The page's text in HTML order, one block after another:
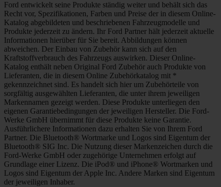
Ford entwickelt seine Produkte ständig weiter und behält sich das
Recht vor, Spezifikationen, Farben und Preise der in diesem Online-
Katalog abgebildeten und beschriebenen Fahrzeugmodelle und
Produkte jederzeit zu ändern. Ihr Ford Partner hält jederzeit aktuelle
Informationen hierüber für Sie bereit. Abbildungen können
abweichen. Der Einbau von Zubehör kann sich auf den
Kraftstoffverbrauch des Fahrzeugs auswirken. Dieser Online-
Katalog enthält neben Original Ford Zubehör auch Produkte von
Lieferanten, die in diesem Online Zubehörkatalog mit *
gekennzeichnet sind. Es handelt sich hier um Zubehörteile von
sorgfältig ausgewählten Lieferanten, die unter ihrem jeweiligen
Markennamen gezeigt werden. Diese Produkte unterliegen den
eigenen Garantiebedingungen der jeweiligen Hersteller. Die Ford-
Werke GmbH übernimmt für diese Produkte keine Garantie.
Ausführlichere Informationen dazu erhalten Sie von Ihrem Ford
Partner. Die Bluetooth® Wortmarke und Logos sind Eigentum der
Bluetooth® SIG Inc. Die Nutzung dieser Markenzeichen durch die
Ford-Werke GmbH oder zugehörige Unternehmen erfolgt auf
Grundlage einer Lizenz. Die iPod® und iPhone® Wortmarken und
Logos sind Eigentum der Apple Inc. Andere Marken sind Eigentum
der jeweiligen Inhaber.